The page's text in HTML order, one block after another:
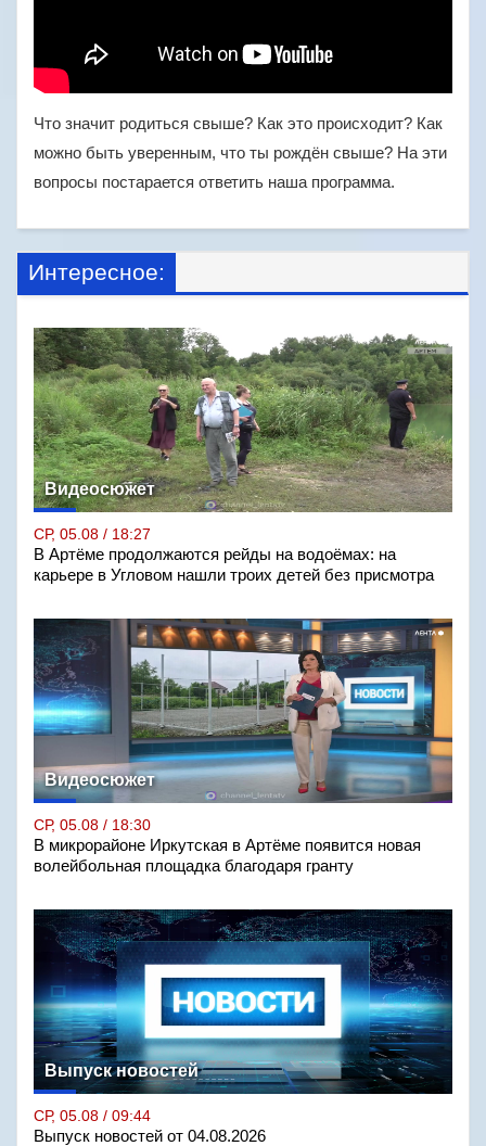
Что значит родиться свыше? Как это происходит? Как
можно быть уверенным, что ты рождён свыше? На эти
вопросы постарается ответить наша программа.
Интересное:
Видеосюжет
СР, 05.08 / 18:27
В Артёме продолжаются рейды на водоёмах: на
карьере в Угловом нашли троих детей без присмотра
Видеосюжет
СР, 05.08 / 18:30
В микрорайоне Иркутская в Артёме появится новая
волейбольная площадка благодаря гранту
Выпуск новостей
СР, 05.08 / 09:44
Выпуск новостей от 04.08.2026